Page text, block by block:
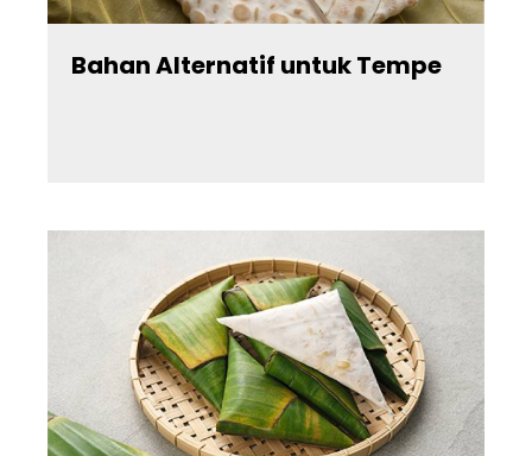
Segar
About
Us
Bahan Alternatif untuk Tempe